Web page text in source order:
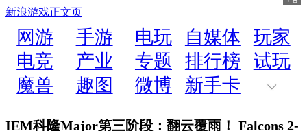
新浪游戏正文页
网游 手游 电玩 自媒体
玩家
电竞
产业 专题 排行榜
试玩
魔兽
趣图 微博 新手卡
IEM科隆Major第三阶段：翻云覆雨！ Falcons 2-